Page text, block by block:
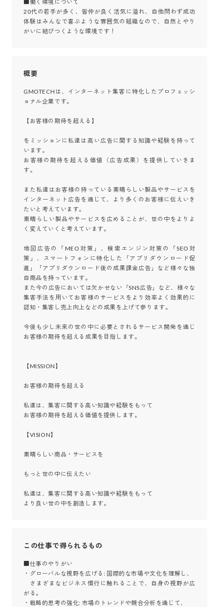
■働く環境について
20代の若手が多く、皆仲が良く活気に溢れ、自他問わず成功
体験はみんなで喜ぶような雰囲気の組織なので、自然とやり
がいに結びつくような環境です！
概要
GMOTECHは、インターネット集客に特化したプロフェッシ
ョナル企業です。
【お客様の期待を超える】
をミッションに私達は高い広告に関する知識や経験を持って
います。
お客様の期待を超える価値（広告成果）を提供していきま
す。
また私達はお客様の持っている素晴らしい製品やサービスを
インターネット広告を通じて、より多くのお客様に伝えいき
たいと考えています。
素晴らしい製品やサービスを広めることが、世の中をよりよ
く変えていくと考えています。
地図広告の「MEO対策」、検索エンジン対策の「SEO対
策」、スマートフォンに特化した「アプリダウンロード促
進」「アプリダウンロード後の成果課金広告」など様々な独
自商品を持っています。
また今の広告においては欠かせない「SNS広告」など、様々な
集客手法を用いてお客様のサービスをより効率よく効果的に
認知・集客し売上向上などの成果を上げて参ります。
今後も少し未来の世の中に必要とされるサービス開発を通じ
お客様の期待を超える成果を目指します。
【MISSION】
お客様の期待を超える
私達は、集客に関する高い知識や経験をもって
お客様の期待を超える価値を提供します。
【VISION】
素晴らしい商品・サービスを
もっと世の中に伝えたい
私達は、集客に関する高い知識や経験をもって
より良い世の中を創造します。
この仕事で得られるもの
■仕事のやりがい
・グローバルな視野を広げる: 国際的な市場や文化を理解し、
さまざまなビジネス慣行に触れることで、自身の視野が広
がる。
・戦略的思考の強化: 市場のトレンドや競合分析を通じて、